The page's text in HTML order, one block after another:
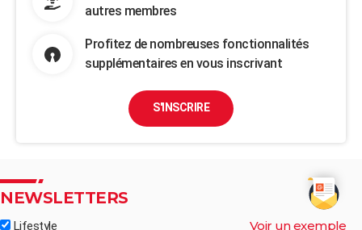
autres membres
Profitez de nombreuses fonctionnalités
supplémentaires en vous inscrivant
S'INSCRIRE
NEWSLETTERS
Lifestyle Voir un exemple